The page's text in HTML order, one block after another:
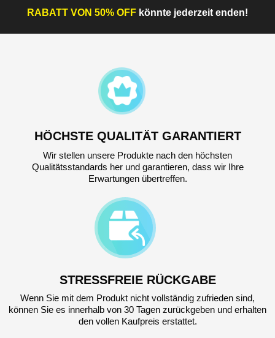
RABATT VON 50% OFF könnte jederzeit enden!
HÖCHSTE QUALITÄT GARANTIERT
Wir stellen unsere Produkte nach den höchsten
Qualitätsstandards her und garantieren, dass wir Ihre
Erwartungen übertreffen.
STRESSFREIE RÜCKGABE
Wenn Sie mit dem Produkt nicht vollständig zufrieden sind,
können Sie es innerhalb von 30 Tagen zurückgeben und erhalten
den vollen Kaufpreis erstattet.